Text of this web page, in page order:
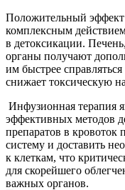
Положительный эффект
комплексным
в детоксикации.
органы получают
им быстрее
снижает токсическую
Инфузионная терапия
эффективных методов
препаратов в кровоток
систему и доставить
к клеткам, что
для скорейшего
важных органов.